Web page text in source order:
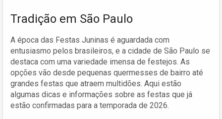
Tradição em São Paulo
A época das Festas Juninas é aguardada com
entusiasmo pelos brasileiros, e a cidade de São Paulo se
destaca com uma variedade imensa de festejos. As
opções vão desde pequenas quermesses de bairro até
grandes festas que atraem multidões. Aqui estão
algumas dicas e informações sobre as festas que já
estão confirmadas para a temporada de 2026.